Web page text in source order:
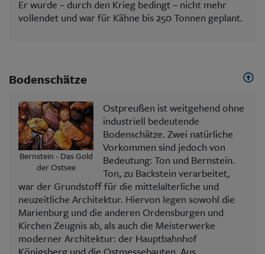
Er wurde – durch den Krieg bedingt – nicht mehr
vollendet und war für Kähne bis 250 Tonnen geplant.
Bodenschätze
Bernstein - Das Gold
der Ostsee
Ostpreußen ist weitgehend ohne
industriell bedeutende
Bodenschätze. Zwei natürliche
Vorkommen sind jedoch von
Bedeutung: Ton und Bernstein.
Ton, zu Backstein verarbeitet,
war der Grundstoff für die mittelalterliche und
neuzeitliche Architektur. Hiervon legen sowohl die
Marienburg und die anderen Ordensburgen und
Kirchen Zeugnis ab, als auch die Meisterwerke
moderner Architektur: der Hauptbahnhof